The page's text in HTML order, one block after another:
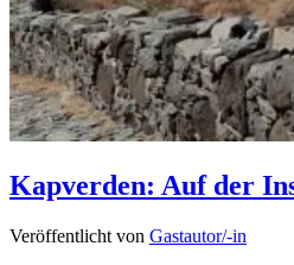
Kapverden: Auf der
Veröffentlicht von Gastautor/-in